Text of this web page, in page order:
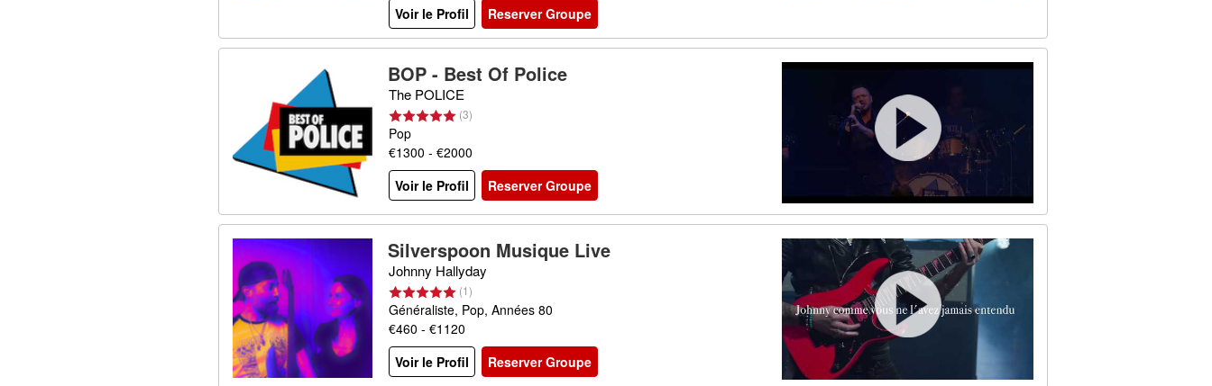
Voir le Profil
Reserver Groupe
BOP - Best Of Police
The POLICE
(3)
Pop
€1300 - €2000
Voir le Profil
Reserver Groupe
Silverspoon Musique Live
Johnny Hallyday
(1)
Généraliste, Pop, Années 80
€460 - €1120
Voir le Profil
Reserver Groupe